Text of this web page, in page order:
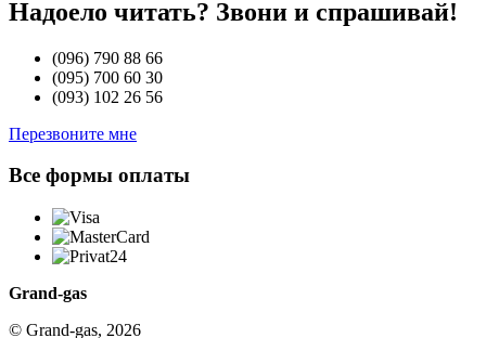
Надоело читать? Звони и спрашивай!
(096) 790 88 66
(095) 700 60 30
(093) 102 26 56
Перезвоните мне
Все формы оплаты
Grand-gas
© Grand-gas, 2026